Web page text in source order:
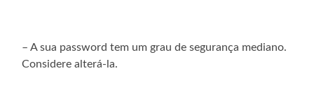
– A sua password tem um grau de segurança mediano.
Considere alterá-la.